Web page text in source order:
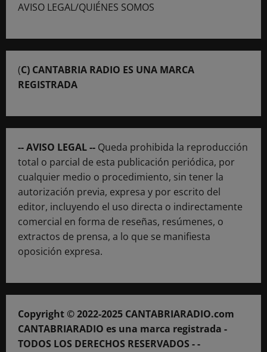
AVISO LEGAL/QUIÉNES SOMOS
(C) CANTABRIA RADIO ES UNA MARCA
REGISTRADA
-- AVISO LEGAL -- Queda prohibida la reproducción
total o parcial de esta publicación periódica, por
cualquier medio o procedimiento, sin tener la
autorización previa, expresa y por escrito del
editor, incluyendo el uso directa o indirectamente
comercial en forma de reseñas, resúmenes, o
extractos de prensa, a lo que se manifiesta
oposición expresa.
Copyright © 2022-2025 CANTABRIARADIO.com
CANTABRIARADIO es una marca registrada -
TODOS LOS DERECHOS RESERVADOS - -